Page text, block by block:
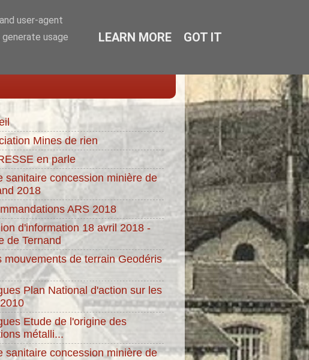
Mines de rien
en parle
sanitaire concession minière de
2018
ARS 2018
d'information 18 avril 2018 -
de Ternand
mouvements de terrain Geodéris
Plan National d'action sur les
Etude de l'origine des
métalli...
sanitaire concession minière de
user-agent
usage
LEARN MORE GOT IT